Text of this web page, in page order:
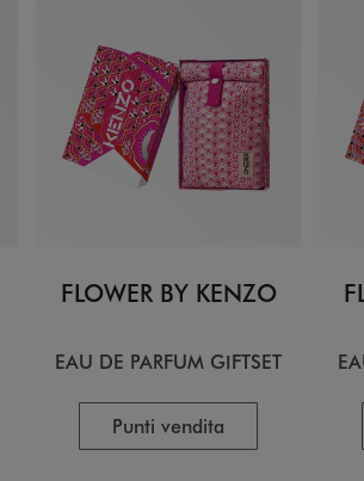
FLOWER BY KENZO
EAU DE PARFUM GIFTSET
Punti vendita